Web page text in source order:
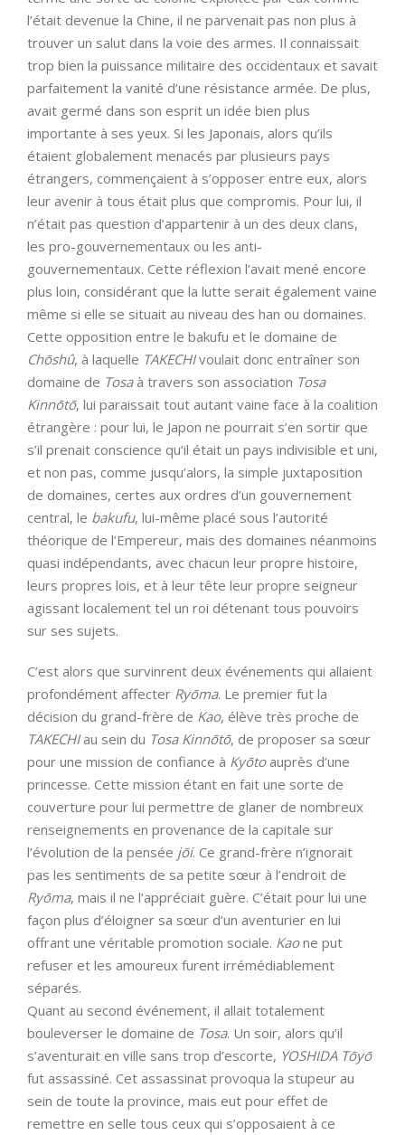
l’était devenue la Chine, il ne parvenait pas non plus à
trouver un salut dans la voie des armes. Il connaissait
trop bien la puissance militaire des occidentaux et savait
parfaitement la vanité d’une résistance armée. De plus,
avait germé dans son esprit un idée bien plus
importante à ses yeux. Si les Japonais, alors qu’ils
étaient globalement menacés par plusieurs pays
étrangers, commençaient à s’opposer entre eux, alors
leur avenir à tous était plus que compromis. Pour lui, il
n’était pas question d’appartenir à un des deux clans,
les pro-gouvernementaux ou les anti-
gouvernementaux. Cette réflexion l’avait mené encore
plus loin, considérant que la lutte serait également vaine
même si elle se situait au niveau des han ou domaines.
Cette opposition entre le bakufu et le domaine de
Chōshû, à laquelle TAKECHIvoulait donc entraîner son
domaine de Tosaà travers son association Tosa
Kinnōtō, lui paraissait tout autant vaine face à la coalition
étrangère : pour lui, le Japon ne pourrait s’en sortir que
s’il prenait conscience qu’il était un pays indivisible et uni,
et non pas, comme jusqu’alors, la simple juxtaposition
de domaines, certes aux ordres d’un gouvernement
central, le bakufu, lui-même placé sous l’autorité
théorique de l’Empereur, mais des domaines néanmoins
quasi indépendants, avec chacun leur propre histoire,
leurs propres lois, et à leur tête leur propre seigneur
agissant localement tel un roi détenant tous pouvoirs
sur ses sujets.
C’est alors que survinrent deux événements qui allaient
profondément affecter Ryōma. Le premier fut la
décision du grand-frère de Kao, élève très proche de
TAKECHIau sein du Tosa Kinnōtō, de proposer sa sœur
pour une mission de confiance à Kyōtoauprès d’une
princesse. Cette mission étant en fait une sorte de
couverture pour lui permettre de glaner de nombreux
renseignements en provenance de la capitale sur
l’évolution de la pensée jōi. Ce grand-frère n’ignorait
pas les sentiments de sa petite sœur à l’endroit de
Ryōma, mais il ne l’appréciait guère. C’était pour lui une
façon plus d’éloigner sa sœur d’un aventurier en lui
offrant une véritable promotion sociale. Kaone put
refuser et les amoureux furent irrémédiablement
séparés.
Quant au second événement, il allait totalement
bouleverser le domaine de Tosa. Un soir, alors qu’il
s’aventurait en ville sans trop d’escorte, YOSHIDA Tōyō
fut assassiné. Cet assassinat provoqua la stupeur au
sein de toute la province, mais eut pour effet de
remettre en selle tous ceux qui s’opposaient à ce